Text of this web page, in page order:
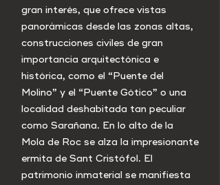
gran interés, que ofrece vistas
panorámicas desde las zonas altas,
construcciones civiles de gran
importancia arquitectónica e
histórica, como el “Puente del
Molino” y el “Puente Gótico” o una
localidad deshabitada tan peculiar
como Sarañana. En lo alto de la
Mola de Roc se alza la impresionante
ermita de Sant Cristófol. El
patrimonio inmaterial se manifiesta